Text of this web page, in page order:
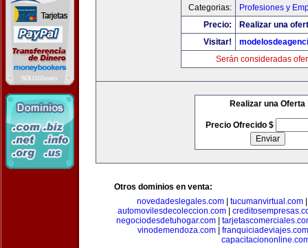
Categorias:
Profesiones y
Precio:
Realizar una
Visitar!
Serán consideradas
Realizar una Oferta
Precio Ofrecido $
Otros dominios en venta:
novedadeslegales.com
tucumanvirtual.com
automovilesdecoleccion.com
negociodesdetuhogar.com
vinodemendoza.com
franquiciadeviajes.com